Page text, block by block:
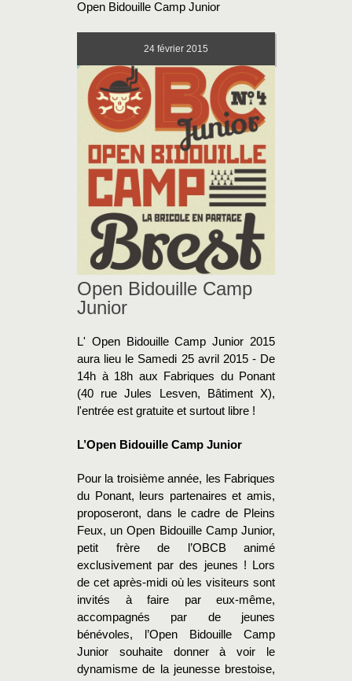
Open Bidouille Camp Junior
24 février 2015
Open Bidouille Camp
Junior
L' Open Bidouille Camp Junior 2015
aura lieu le Samedi 25 avril 2015 - De
14h à 18h aux Fabriques du Ponant
(40 rue Jules Lesven, Bâtiment X),
l'entrée est gratuite et surtout libre !
L’Open Bidouille Camp Junior
Pour la troisième année, les Fabriques
du Ponant, leurs partenaires et amis,
proposeront, dans le cadre de Pleins
Feux, un Open Bidouille Camp Junior,
petit frère de l’OBCB animé
exclusivement par des jeunes ! Lors
de cet après-midi où les visiteurs sont
invités à faire par eux-même,
accompagnés par de jeunes
bénévoles, l’Open Bidouille Camp
Junior souhaite donner à voir le
dynamisme de la jeunesse brestoise,